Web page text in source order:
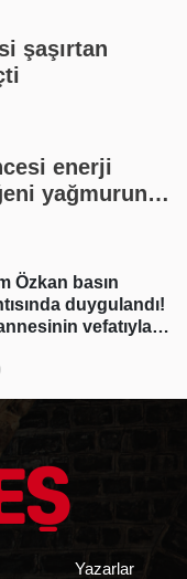
şaşırtan
enerji
yağmuruna
Özkan basın
duygulandı!
vefatıyla
Yazarlar